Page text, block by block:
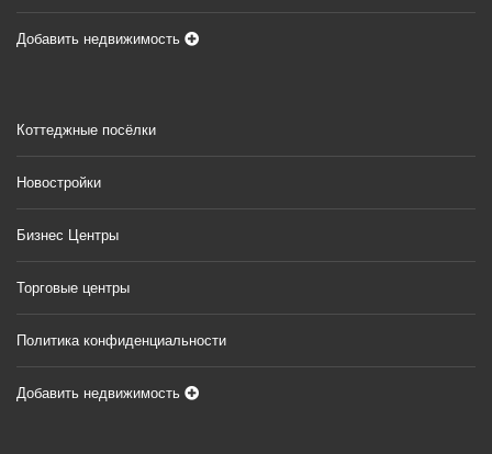
Добавить недвижимость
Коттеджные посёлки
Новостройки
Бизнес Центры
Торговые центры
Политика конфиденциальности
Добавить недвижимость